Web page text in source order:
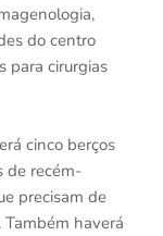
do centro
para cirurgias
cinco berços
de recém-
precisam de
haverá